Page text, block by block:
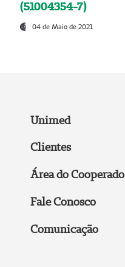
(51004354-7)
04 de Maio de 2021
Unimed
Clientes
Área do Cooperado
Fale Conosco
Comunicação